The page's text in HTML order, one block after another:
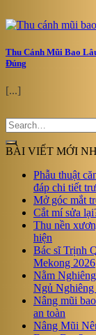
Thu Cánh Mũi Bao
Đúng
[...]
BÀI VIẾT MỚI
Phẫu thuật
đáp chi tiết
Mở góc mắt
Cắt mí sửa
Thu nền
hiện
Bác sĩ Trịnh
Mekong 2026
Nằm
Ngủ Nghiêng
Nâng mũi
an toàn
Nâng Mũi